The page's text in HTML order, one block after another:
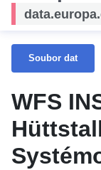
Soubor dat
WFS